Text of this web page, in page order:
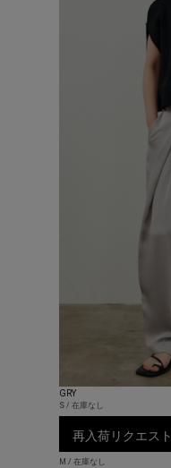
GRY
S / 在庫なし
再入荷リクエスト
M / 在庫なし